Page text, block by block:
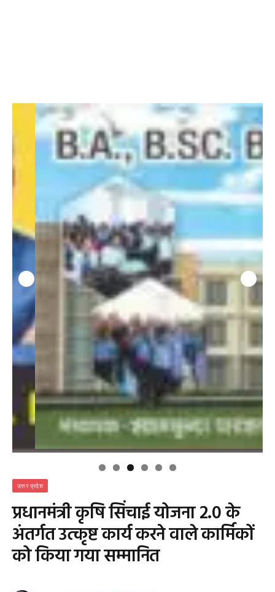
उत्तर प्रदेश
प्रधानमंत्री कृषि सिंचाई योजना 2.0 के
अंतर्गत उत्कृष्ट कार्य करने वाले कार्मिकों
को किया गया सम्मानित